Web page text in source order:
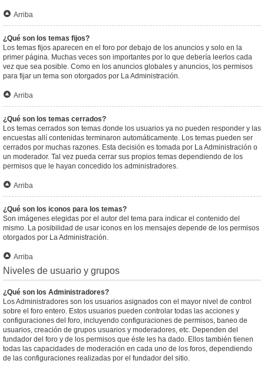
Arriba
¿Qué son los temas fijos?
Los temas fijos aparecen en el foro por debajo de los anuncios y solo en la
primer página. Muchas veces son importantes por lo que debería leerlos cada
vez que sea posible. Como en los anuncios globales y anuncios, los permisos
para fijar un tema son otorgados por La Administración.
Arriba
¿Qué son los temas cerrados?
Los temas cerrados son temas donde los usuarios ya no pueden responder y las
encuestas allí contenidas terminaron automáticamente. Los temas pueden ser
cerrados por muchas razones. Esta decisión es tomada por La Administración o
un moderador. Tal vez pueda cerrar sus propios temas dependiendo de los
permisos que le hayan concedido los administradores.
Arriba
¿Qué son los iconos para los temas?
Son imágenes elegidas por el autor del tema para indicar el contenido del
mismo. La posibilidad de usar iconos en los mensajes depende de los permisos
otorgados por La Administración.
Arriba
Niveles de usuario y grupos
¿Qué son los Administradores?
Los Administradores son los usuarios asignados con el mayor nivel de control
sobre el foro entero. Estos usuarios pueden controlar todas las acciones y
configuraciones del foro, incluyendo configuraciones de permisos, baneo de
usuarios, creación de grupos usuarios y moderadores, etc. Dependen del
fundador del foro y de los permisos que éste les ha dado. Ellos también tienen
todas las capacidades de moderación en cada uno de los foros, dependiendo
de las configuraciones realizadas por el fundador del sitio.